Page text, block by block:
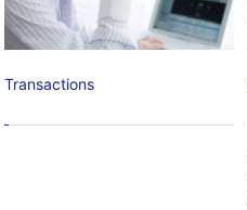
Transactions